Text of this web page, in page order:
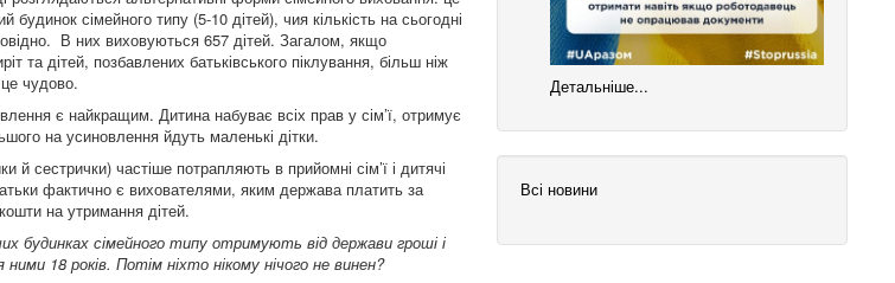
будинок сімейного типу (5-10 дітей), чия кількість на сьогодні
В них виховуються 657 дітей. Загалом, якщо
та дітей, позбавлених батьківського піклування, більш ніж
чудово.
є найкращим. Дитина набуває всіх прав у сім’ї, отримує
на усиновлення йдуть маленькі дітки.
й сестрички) частіше потрапляють в прийомні сім’ї і дитячі
фактично є вихователями, яким держава платить за
на утримання дітей.
будинках сімейного типу отримують від держави гроші і
18 років. Потім ніхто нікому нічого не винен?
Детальніше...
Всі новини